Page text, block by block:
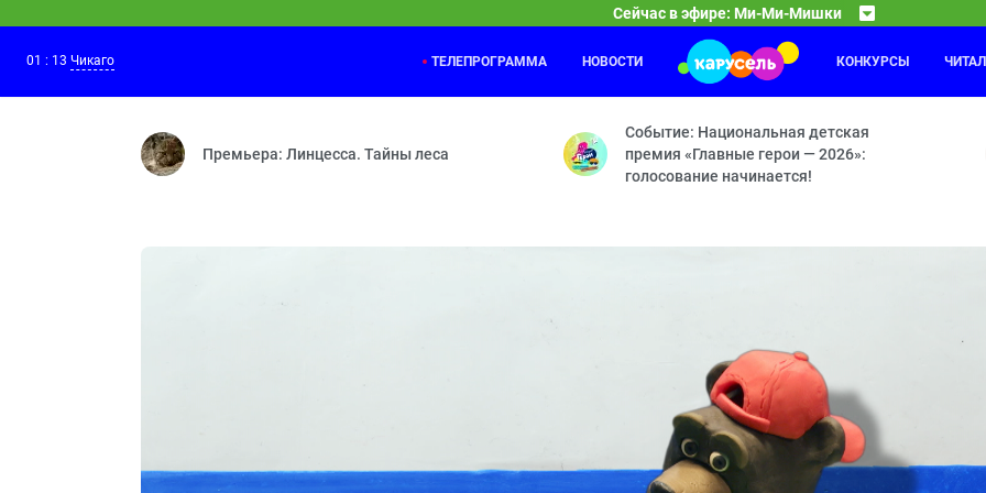
Сейчас в эфире: Ми-Ми-Мишки
Ми-Ми-Мишки
Необитаемый остров — Гол — Мишка-невидимка — Следствие ведут мишки — По своимЗайка
01 : 13 Чикаго ТЕЛЕПРОГРАММА НОВОСТИ КОНКУРСЫ
Премьера: Линцесса. Тайны леса
Событие: Национальная детская
премия «Главные герои — 2026»:
голосование начинается!